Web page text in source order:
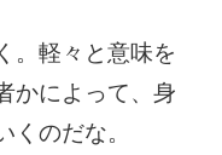
。軽々と意味を
かによって、身
のだな。